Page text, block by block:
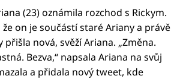
(23) oznámila rozchod s Rickym.
že on je součástí staré Ariany a právě
přišla nová, svěží Ariana. „Změna.
Bezva,“ napsala Ariana na svůj
a přidala nový tweet, kde